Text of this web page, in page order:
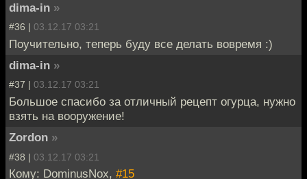
dima-in »
#36 | 03.12.17 03:21
Поучительно, теперь буду все делать вовремя :)
dima-in »
#37 | 03.12.17 03:21
Большое спасибо за отличный рецепт огурца, нужно
взять на вооружение!
Zordon »
#38 | 03.12.17 03:21
Кому: DominusNox, #15